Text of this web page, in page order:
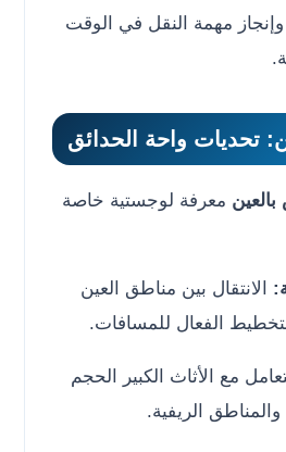
مهمة النقل في الوقت
: تحديات واحة الحدائق
معرفة لوجستية خاصة
الانتقال بين مناطق العين
الفعال للمسافات.
مع الأثاث الكبير الحجم
الريفية.